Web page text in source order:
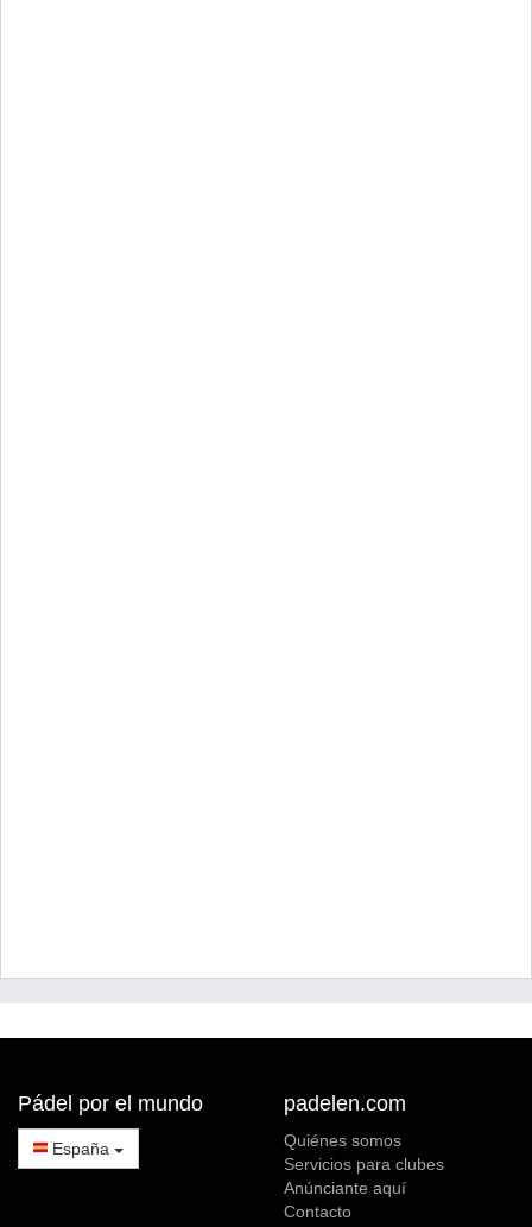
Pádel por el mundo
España
padelen.com
Quiénes somos
Servicios para clubes
Anúnciante aquí
Contacto